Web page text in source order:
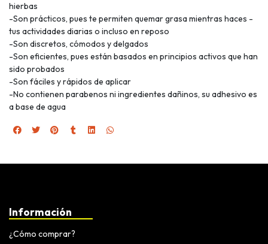
hierbas
-Son prácticos, pues te permiten quemar grasa mientras haces -
tus actividades diarias o incluso en reposo
-Son discretos, cómodos y delgados
-Son eficientes, pues están basados en principios activos que han
sido probados
-Son fáciles y rápidos de aplicar
-No contienen parabenos ni ingredientes dañinos, su adhesivo es
a base de agua
Información
¿Cómo comprar?